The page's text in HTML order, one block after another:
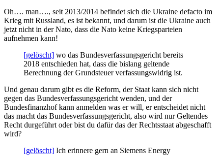
Oh…. man…., seit 2013/2014 befindet sich die Ukraine defacto im
Krieg mit Russland, es ist bekannt, und darum ist die Ukraine auch
jetzt nicht in der Nato, dass die Nato keine Kriegsparteien
aufnehmen kann!
[gelöscht] wo das Bundesverfassungsgericht bereits
2018 entschieden hat, dass die bislang geltende
Berechnung der Grundsteuer verfassungswidrig ist.
Und genau darum gibt es die Reform, der Staat kann sich nicht
gegen das Bundesverfassungsgericht wenden, und der
Bundesfinanzhof kann anmelden was er will, er entscheidet nicht
das macht das Bundesverfassungsgericht, also wird nur Geltendes
Recht durgeführt oder bist du dafür das der Rechtsstaat abgeschafft
wird?
[gelöscht] Ich erinnere gern an Siemens Energy